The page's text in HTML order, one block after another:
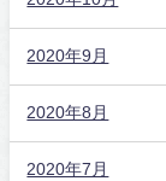
2020年9月
2020年8月
2020年7月